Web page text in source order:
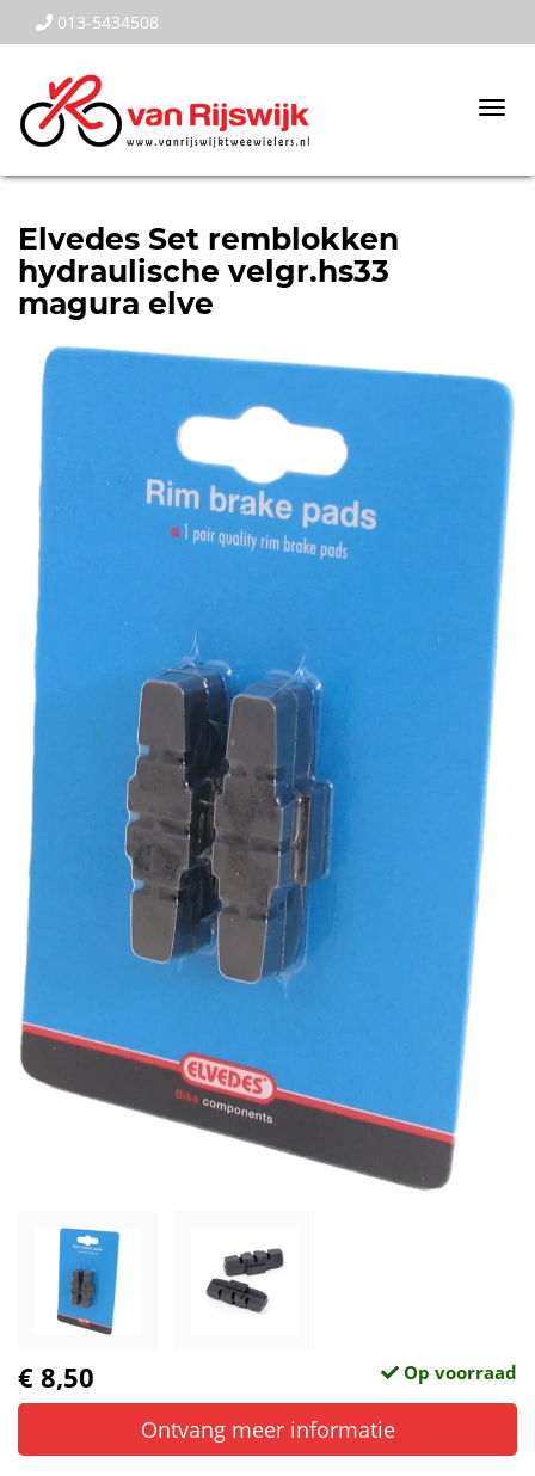
013-5434508
Elvedes Set remblokken
hydraulische velgr.hs33
magura elve
€ 8,50 Op voorraad
Ontvang meer informatie